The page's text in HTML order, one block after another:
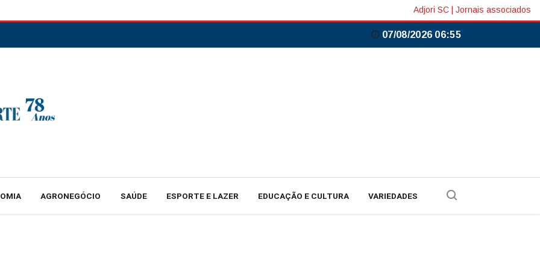
Adjori SC Jornais associados
07/08/2026 06:55
AGRONEGÓCIO SAÚDE ESPORTE E LAZER EDUCAÇÃO E CULTURA VARIEDADES